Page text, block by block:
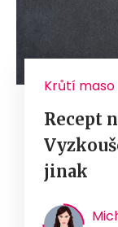
Krůtí maso
Recept
jinak